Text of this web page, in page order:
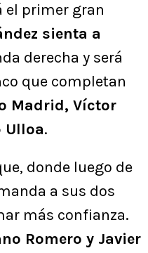
el primer gran
sienta a
derecha y será
que completan
Madrid, Víctor
Ulloa.
donde luego de
a sus dos
más confianza.
Romero y Javier